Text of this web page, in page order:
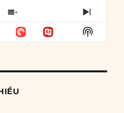
SHOW
EPISODES
LIST
NEXT
Show
Podcast